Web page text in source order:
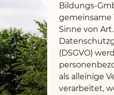
Bildungs-
gemeinsame
Sinne von
(DSGVO)
als alleinige
verarbeitet,